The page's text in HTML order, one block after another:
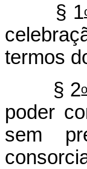
§ 1
termos
§ 2o
poder
sem